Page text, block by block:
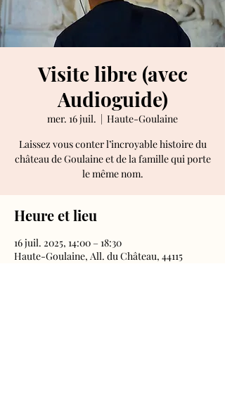
Visite libre (avec
Audioguide)
mer. 16 juil.
  |
Haute-Goulaine
Laissez vous conter l’incroyable histoire du
château de Goulaine et de la famille qui porte
le même nom.
Heure et lieu
16 juil. 2025, 14:00 – 18:30
Haute-Goulaine, All. du Château, 44115